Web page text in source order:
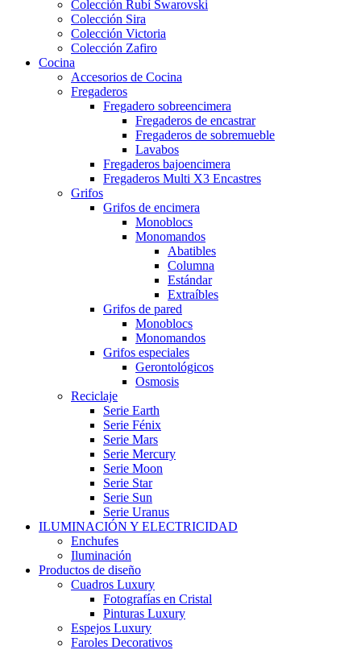
Colección Rubí Swarovski
Colección Sira
Colección Victoria
Colección Zafiro
Cocina
Accesorios de Cocina
Fregaderos
Fregadero sobreencimera
Fregaderos de encastrar
Fregaderos de sobremueble
Lavabos
Fregaderos bajoencimera
Fregaderos Multi X3 Encastres
Grifos
Grifos de encimera
Monoblocs
Monomandos
Abatibles
Columna
Estándar
Extraíbles
Grifos de pared
Monoblocs
Monomandos
Grifos especiales
Gerontológicos
Osmosis
Reciclaje
Serie Earth
Serie Fénix
Serie Mars
Serie Mercury
Serie Moon
Serie Star
Serie Sun
Serie Uranus
ILUMINACIÓN Y ELECTRICIDAD
Enchufes
Iluminación
Productos de diseño
Cuadros Luxury
Fotografías en Cristal
Pinturas Luxury
Espejos Luxury
Faroles Decorativos